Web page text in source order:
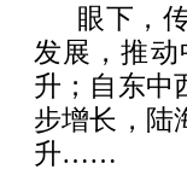
眼下，
发展，推
升；自东中
步增长，陆
升……